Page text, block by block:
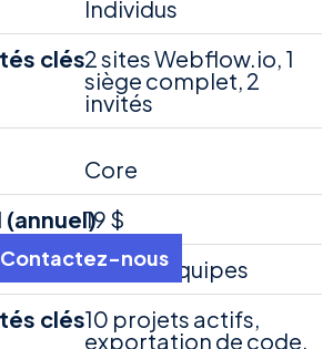
Individus
2 sites Webflow.io, 1
siège complet, 2
invités
Core
19 $
Petites équipes
10 projets actifs,
exportation de code,
Contactez-nous